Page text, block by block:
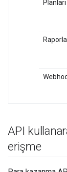
Planları
API
erişme